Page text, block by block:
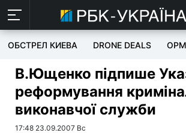
ОБСТРЕЛ КИЕВА DRONE DEALS
В.Ющенко підпише
реформування
виконавчої служби
17:48 23.09.2007 Вс